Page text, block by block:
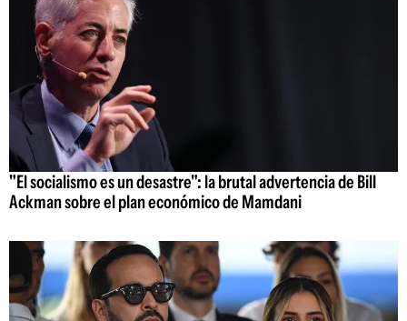
"El socialismo es un desastre": la brutal advertencia de Bill
Ackman sobre el plan económico de Mamdani